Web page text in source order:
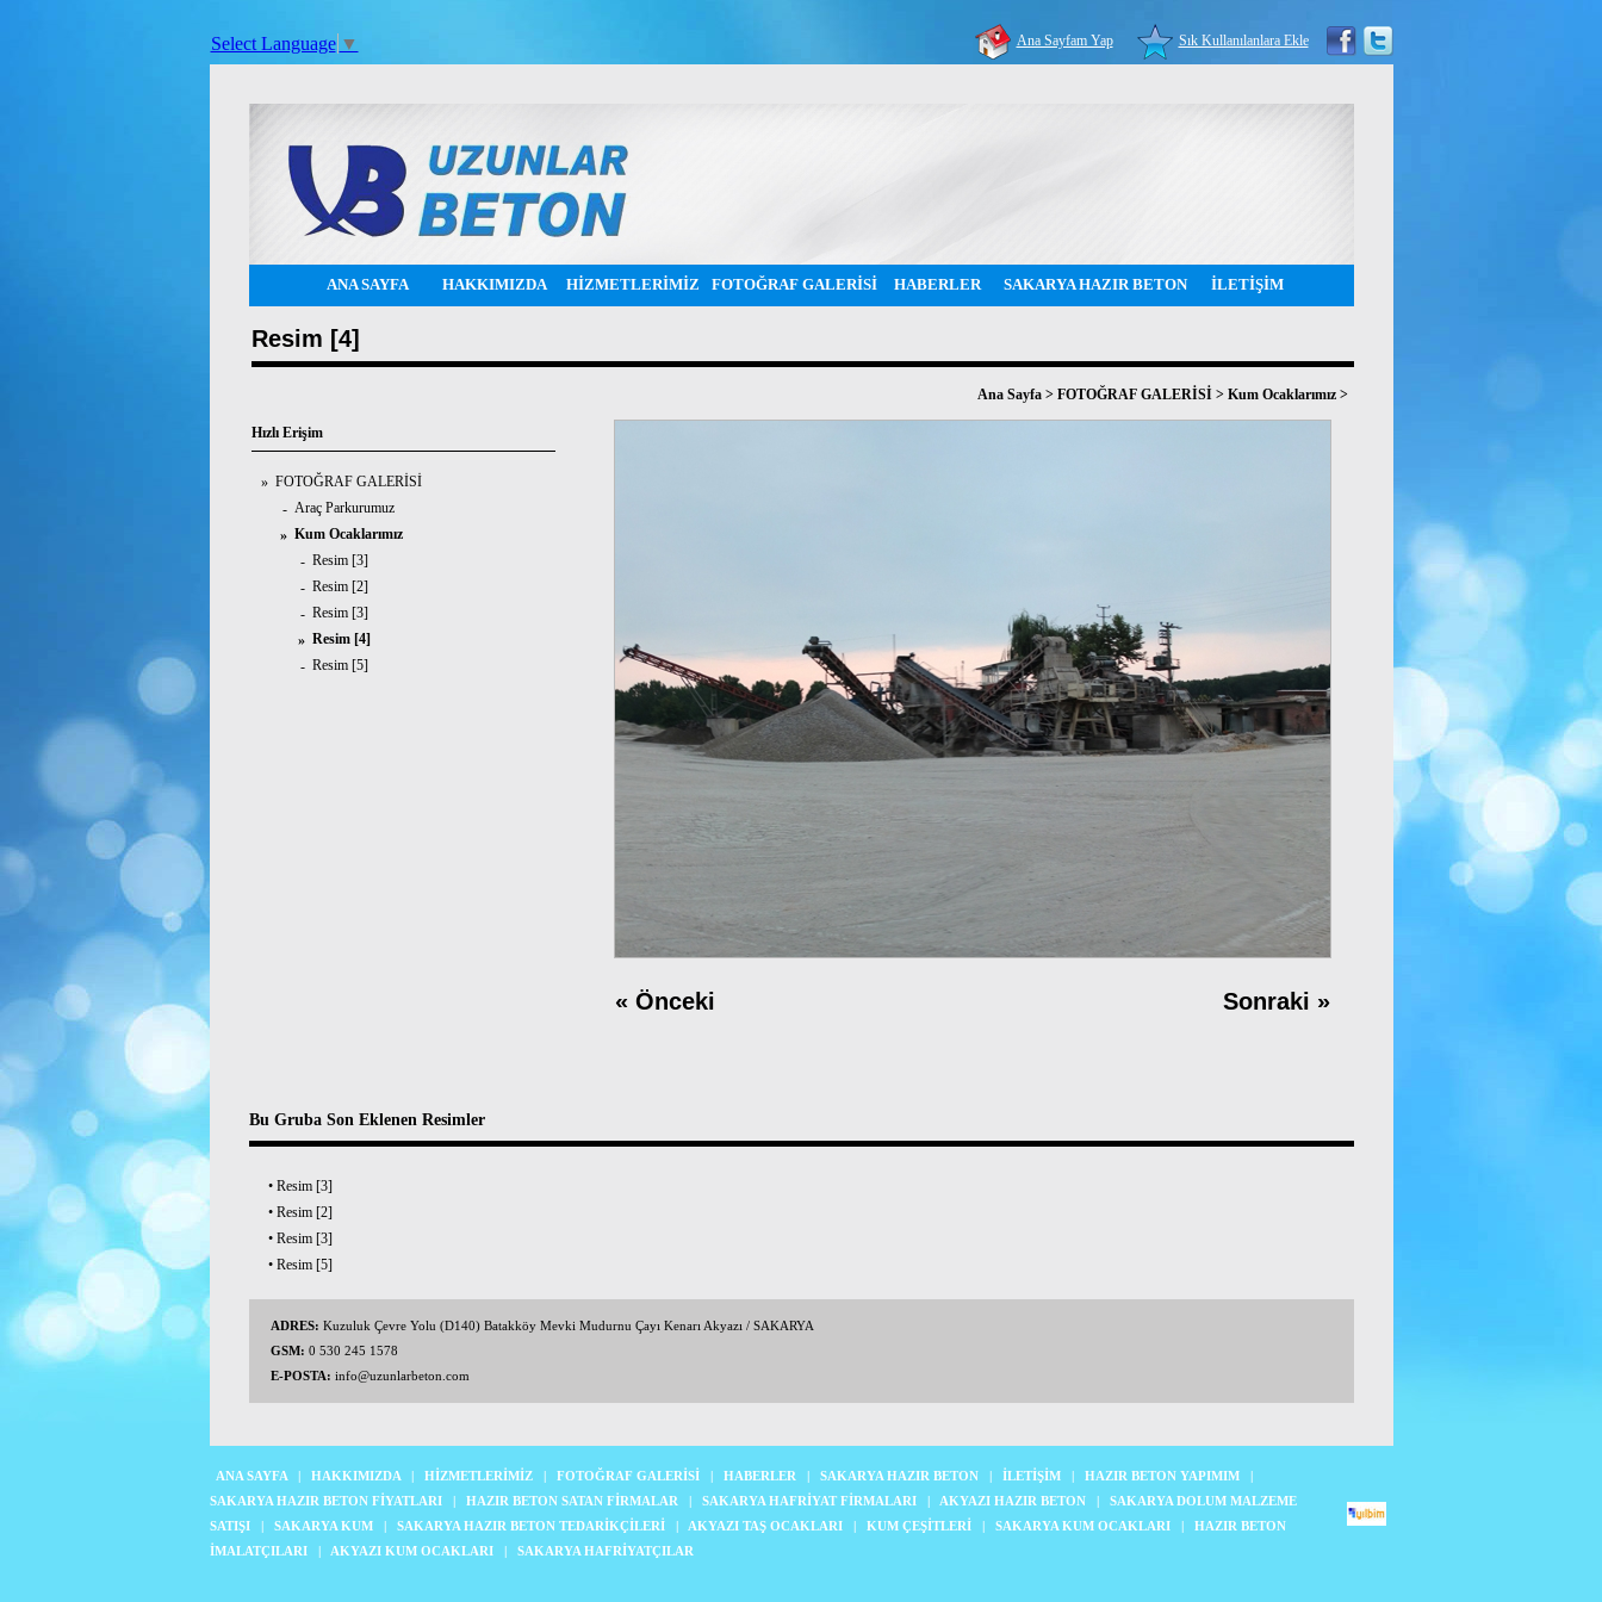
Select Language ▼ Ana Sayfam Yap Sık Kullanılanlara Ekle
ANA SAYFA HAKKIMIZDA HİZMETLERİMİZ FOTOĞRAF GALERİSİ HABERLER SAKARYA HAZIR BETON İLETİŞİM
Resim [4]
Ana Sayfa> FOTOĞRAF GALERİSİ> Kum Ocaklarımız>
Hızlı Erişim
» FOTOĞRAF GALERİSİ
- Araç Parkurumuz
» Kum Ocaklarımız
- Resim [3]
- Resim [2]
- Resim [3]
» Resim [4]
- Resim [5]
« Önceki Sonraki »
Bu Gruba Son Eklenen Resimler
• Resim [3]
• Resim [2]
• Resim [3]
• Resim [5]
ADRES: Kuzuluk Çevre Yolu (D140) Batakköy Mevki Mudurnu Çayı Kenarı Akyazı / SAKARYA
GSM: 0 530 245 1578
E-POSTA: info@uzunlarbeton.com
ANA SAYFA| HAKKIMIZDA| HİZMETLERİMİZ| FOTOĞRAF GALERİSİ| HABERLER | SAKARYA HAZIR BETON| İLETİŞİM| HAZIR BETON YAPIMIM|
SAKARYA HAZIR BETON FİYATLARI| HAZIR BETON SATAN FİRMALAR | SAKARYA HAFRİYAT FİRMALARI| AKYAZI HAZIR BETON| SAKARYA DOLUM MALZEME
SATIŞI| SAKARYA KUM| SAKARYA HAZIR BETON TEDARİKÇİLERİ| AKYAZI TAŞ OCAKLARI| KUM ÇEŞİTLERİ| SAKARYA KUM OCAKLARI| HAZIR BETON
İMALATÇILARI| AKYAZI KUM OCAKLARI| SAKARYA HAFRİYATÇILAR